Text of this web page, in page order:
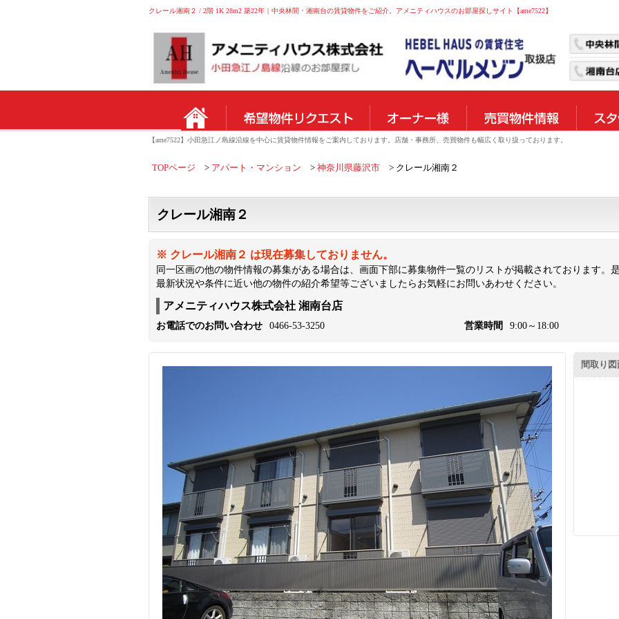
クレール湘南２ / 2階 1K 28m2 築22年｜中央林間・湘南台の賃貸物件をご紹介。アメニティハウスのお部屋探しサイト【ame7522】
【ame7522】小田急江ノ島線沿線を中心に賃貸物件情報をご案内しております。店舗・事務所、売買物件も幅広く取り扱っております。
TOPページ アパート・マンション 神奈川県藤沢市 クレール湘南２
クレール湘南２
※ クレール湘南２ は現在募集しておりません。
同一区画の他の物件情報の募集がある場合は、画面下部に募集物件一覧のリストが掲載されております。
最新状況や条件に近い他の物件の紹介希望等ございましたらお気軽にお問いあわせください。
アメニティハウス株式会社 湘南台店
お電話でのお問い合わせ 0466-53-3250 営業時間 9:00～18:00
間取り図